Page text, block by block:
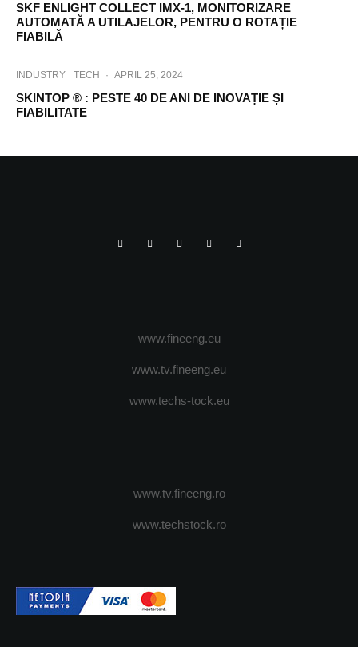
SKF ENLIGHT COLLECT IMX-1, MONITORIZARE
AUTOMATĂ A UTILAJELOR, PENTRU O ROTAȚIE
FIABILĂ
INDUSTRY TECH · APRIL 25, 2024
SKINTOP ® : PESTE 40 DE ANI DE INOVAȚIE ȘI
FIABILITATE
www.fineeng.eu
www.tv.fineeng.eu
www.techs-tock.eu
www.tv.fineeng.ro
www.techstock.ro